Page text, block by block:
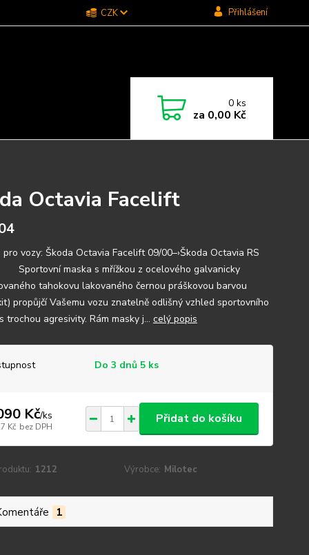
CZK Přihlášení
0ks
za 0,00 Kč
Octavia Facelift
pro vozy: Škoda Octavia Facelift 09/00–›Škoda Octavia RS
Sportovní maska s mřížkou z ocelového galvanicky
tahokovu lakovaného černou práškovou barvou
propůjčí Vašemu vozu znatelně odlišný vzhled sportovního
trochou agresivity. Rám masky j... celý popis
Do 3 dnů 5 ks
Kč/ks
Kč bez DPH
Přidat do košíku
1212 Výrobce: Milotec
1